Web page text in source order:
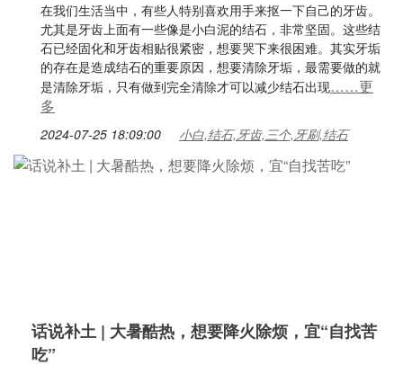
在我们生活当中，有些人特别喜欢用手来抠一下自己的牙齿。
尤其是牙齿上面有一些像是小白泥的结石，非常坚固。这些结
石已经固化和牙齿相贴很紧密，想要哭下来很困难。其实牙垢
的存在是造成结石的重要原因，想要清除牙垢，最需要做的就
是清除牙垢，只有做到完全清除才可以减少结石出现……更
多
2024-07-25 18:09:00 小白,结石,牙齿,三个,牙刷,结石
话说补土 | 大暑酷热，想要降火除烦，宜“自找苦
吃”